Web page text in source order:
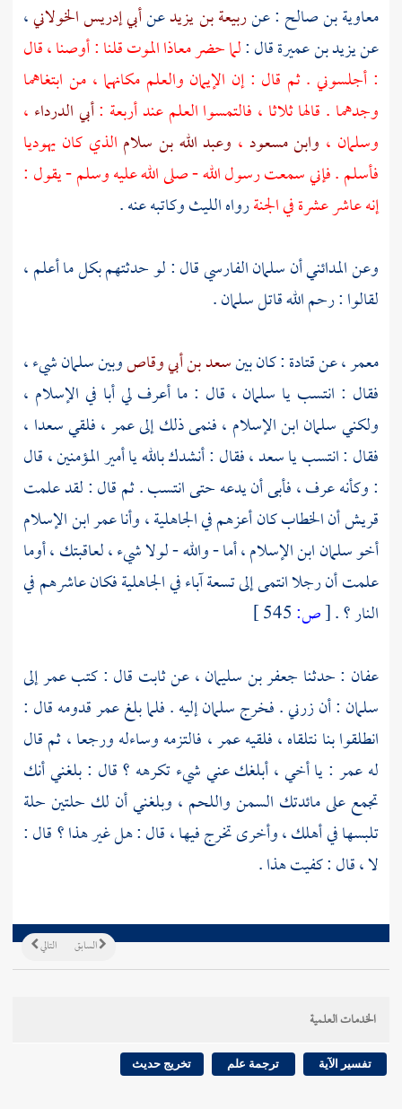
معاوية بن صالح : عنربيعة بن يزيدعنأبي إدريس الخولاني،
عنيزيد بن عميرةقال :لما حضرمعاذاالموت قلنا : أوصنا ، قال
: أجلسوني . ثم قال : إن الإيمان والعلم مكانهما ، من ابتغاهما
وجدهما . قالها ثلاثا ، فالتمسوا العلم عند أربعة :أبي الدرداء ،
وسلمان ، وابن مسعود ، وعبد الله بن سلام الذي كان يهوديا
فأسلم . فإني سمعت رسول الله - صلى الله عليه وسلم - يقول :
إنه عاشر عشرة في الجنةرواهالليثوكاتبه عنه .
وعنالمدائنيأنسلمان الفارسيقال : لو حدثتهم بكل ما أعلم ،
لقالوا : رحم الله قاتلسلمان.
معمر، عنقتادة: كان بينسعد بن أبي وقاصوبينسلمانشيء ،
فقال : انتسب يا سلمان ، قال : ما أعرف لي أبا في الإسلام ،
ولكنيسلمانابن الإسلام ، فنمى ذلك إلىعمر، فلقيسعدا ،
فقال : انتسب ياسعد، فقال : أنشدك بالله يا أمير المؤمنين ، قال
: وكأنه عرف ، فأبى أن يدعه حتى انتسب . ثم قال : لقد علمت
قريشأنالخطابكان أعزهم في الجاهلية ، وأناعمرابن الإسلام
أخوسلمانابن الإسلام ، أما - والله - لولا شيء ، لعاقبتك ، أوما
علمت أن رجلا انتمى إلى تسعة آباء في الجاهلية فكان عاشرهم في
النار ؟ .[ص:
عفان : حدثنا جعفر بن سليمان، عنثابت قال : كتبعمرإلى
سلمان :أن زرني . فخرجسلمانإليه . فلما بلغعمرقدومه قال :
انطلقوا بنا نتلقاه ، فلقيهعمر، فالتزمه وساءله ورجعا ، ثم قال
لهعمر : يا أخي ، أبلغك عني شيء تكرهه ؟ قال : بلغني أنك
تجمع على مائدتك السمن واللحم ، وبلغني أن لك حلتين حلة
تلبسها في أهلك ، وأخرى تخرج فيها ، قال : هل غير هذا ؟ قال :
لا ، قال : كفيت هذا .
التالي السابق
الخدمات العلمية
تفسير الآية ترجمة علم تخريج حديث